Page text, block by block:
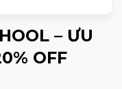
– ƯU
OFF